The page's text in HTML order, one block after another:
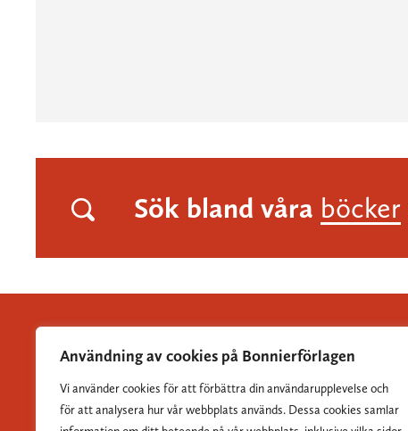
Användning av cookies på Bonnierförlagen
Vi använder cookies för att förbättra din användarupplevelse och
för att analysera hur vår webbplats används. Dessa cookies samlar
Sök bland våra böcker
Albert Bonniers Förlag grundades 1837 och är Sveriges